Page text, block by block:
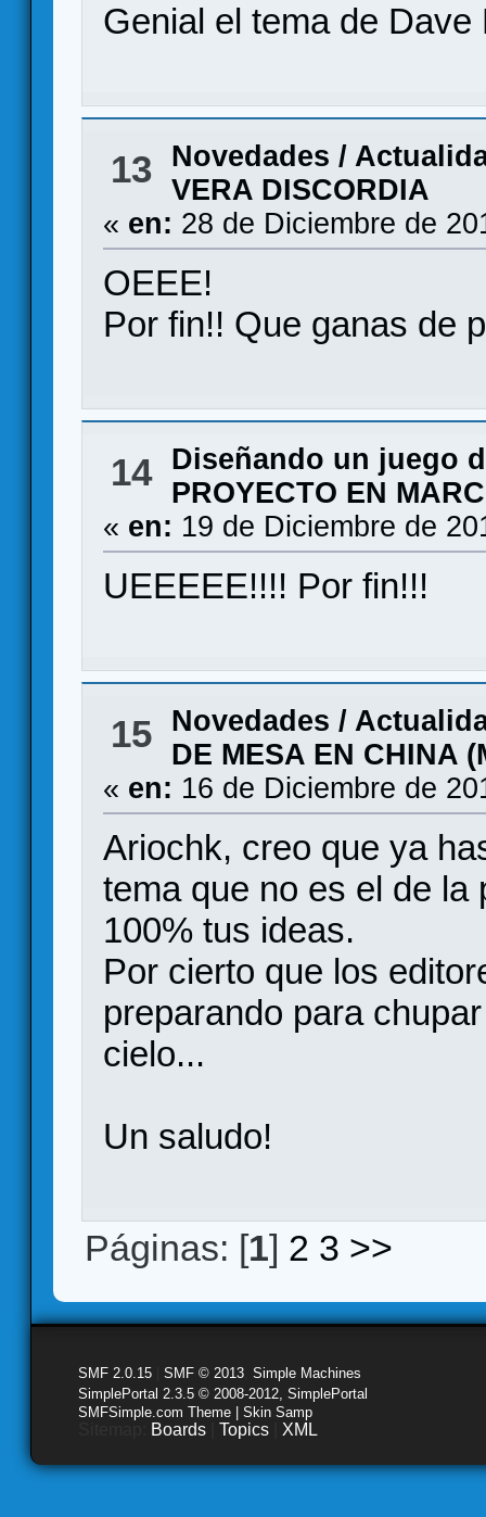
Genial el tema de Dave
13
Novedades /
VERA DISCORDIA
« en: 28 de Diciembre de
OEEE!
Por fin!! Que ganas de
14
Diseñando un juego
PROYECTO EN
« en: 19 de Diciembre de
UEEEEE!!!! Por fin!!!
15
Novedades /
DE MESA EN CHINA
« en: 16 de Diciembre de
Ariochk, creo que ya
tema que no es el de la
100% tus ideas.
Por cierto que los
preparando para
cielo...
Un saludo!
Páginas: [1] 2 3 >>
SMF 2.0.15 SMF © 2013 Simple Machines
SimplePortal 2.3.5 © 2008-2012, SimplePortal
SMFSimple.com Theme | Skin Samp
Boards Topics XML